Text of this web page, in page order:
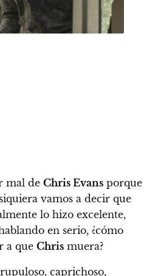
mal de Chris Evans porque
vamos a decir que
lo hizo excelente,
en serio, ¿cómo
a que Chris muera?
caprichoso,